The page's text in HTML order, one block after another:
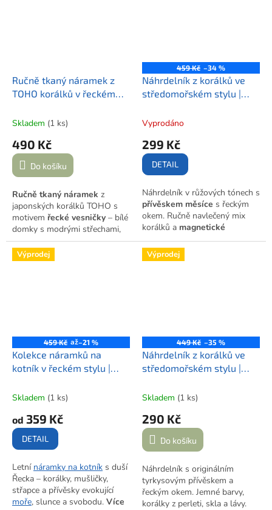
Ručně tkaný náramek z
TOHO korálků v řeckém
Skladem (1 ks)
490 Kč
Do košíku
Ručně tkaný náramek z
japonských korálků TOHO s
motivem řecké vesničky – bílé
domky s modrými střechami,
kostelíky, olivovníkem a
bougenvilií. Nastavitelné
zapínání na karabinku,
459 Kč –34 %
Náhrdelník z korálků ve
středomořském stylu |
SLUNCE
Vyprodáno
299 Kč
DETAIL
Náhrdelník v růžových tónech s
přívěskem měsíce s řeckým
okem. Ručně navlečený mix
korálků a magnetické
zapínánípro pohodlné nošení.
Výprodej
459 Kč až–21 %
Kolekce náramků na
kotník v řeckém stylu |
Skladem (1 ks)
od 359 Kč
DETAIL
Letní náramky na kotník s duší
Řecka – korálky, mušličky,
střapce a přívěsky evokující
moře, slunce a svobodu. Více
Výprodej
449 Kč –35 %
Náhrdelník z korálků ve
středomořském stylu |
Skladem (1 ks)
290 Kč
Do košíku
Náhrdelník s originálním
tyrkysovým přívěskem a
řeckým okem. Jemné barvy,
korálky z perleti, skla a lávy.